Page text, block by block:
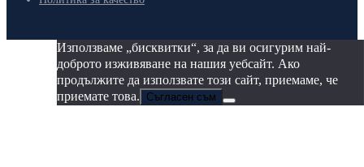
Използваме „бисквитки“, за да ви осигурим най-
доброто изживяване на нашия уебсайт. Ако
продължите да използвате този сайт, приемаме, че
приемате това.
Съгласен съм